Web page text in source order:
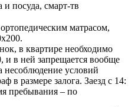
и посуда, смарт-тв
матрасом,
в квартире необходимо
и в ней запрещается вообще
несоблюдение условий
в размере залога. Заезд с 14:
пребывания – по